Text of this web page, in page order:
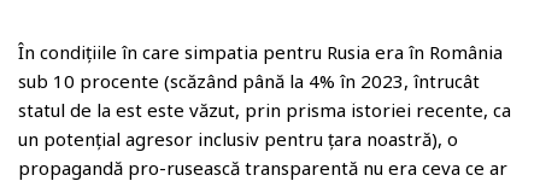
În condițiile în care simpatia pentru Rusia era în România
sub 10 procente (scăzând până la 4% în 2023, întrucât
statul de la est este văzut, prin prisma istoriei recente, ca
un potențial agresor inclusiv pentru țara noastră), o
propagandă pro-rusească transparentă nu era ceva ce ar